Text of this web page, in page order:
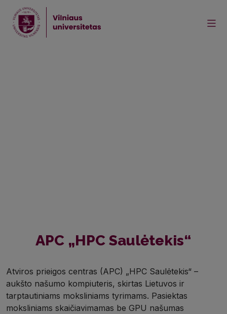
APC „HPC Saulėtekis“
Atviros prieigos centras (APC) „HPC Saulėtekis“ –
aukšto našumo kompiuteris, skirtas Lietuvos ir
tarptautiniams moksliniams tyrimams. Pasiektas
moksliniams skaičiavimamas be GPU našumas